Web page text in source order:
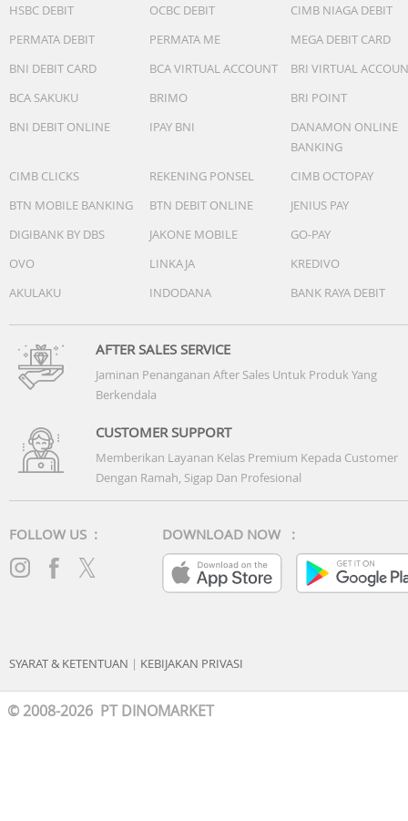
HSBC DEBIT
OCBC DEBIT
CIMB NIAGA DEBIT
PERMATA DEBIT
PERMATA ME
MEGA DEBIT CARD
BNI DEBIT CARD
BCA VIRTUAL ACCOUNT
BRI VIRTUAL
BCA SAKUKU
BRIMO
BRI POINT
BNI DEBIT ONLINE
IPAY BNI
DANAMON ONLINE
BANKING
CIMB CLICKS
REKENING PONSEL
CIMB OCTOPAY
BTN MOBILE BANKING
BTN DEBIT ONLINE
JENIUS PAY
DIGIBANK BY DBS
JAKONE MOBILE
GO-PAY
OVO
LINKAJA
KREDIVO
AKULAKU
INDODANA BANK RAYA DEBIT
AFTER SALES SERVICE
Jaminan Penanganan After Sales Untuk Produk Yang
Berkendala
CUSTOMER SUPPORT
Memberikan Layanan Kelas Premium Kepada Customer
Dengan Ramah, Sigap Dan Profesional
FOLLOW US : DOWNLOAD NOW :
SYARAT & KETENTUAN | KEBIJAKAN PRIVASI
© 2008-2026 PT DINOMARKET